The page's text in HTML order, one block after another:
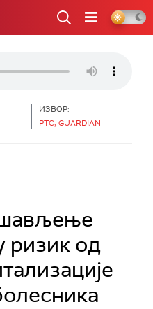
ИЗВОР:
РТС, GUARDIAN
ризик од